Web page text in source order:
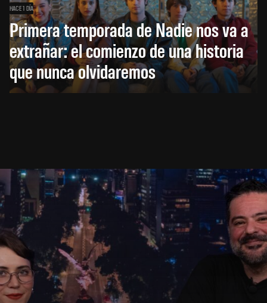
HACE 1 DÍA
Primera temporada de Nadie nos va a
extrañar: el comienzo de una historia
que nunca olvidaremos